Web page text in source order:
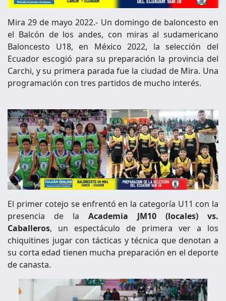
Mira 29 de mayo 2022.- Un domingo de baloncesto en
el Balcón de los andes, con miras al sudamericano
Baloncesto U18, en México 2022, la selección del
Ecuador escogió para su preparación la provincia del
Carchi, y su primera parada fue la ciudad de Mira. Una
programación con tres partidos de mucho interés.
El primer cotejo se enfrentó en la categoría U11 con la
presencia de la Academia JM10 (locales) vs.
Caballeros, un espectáculo de primera ver a los
chiquitines jugar con tácticas y técnica que denotan a
su corta edad tienen mucha preparación en el deporte
de canasta.